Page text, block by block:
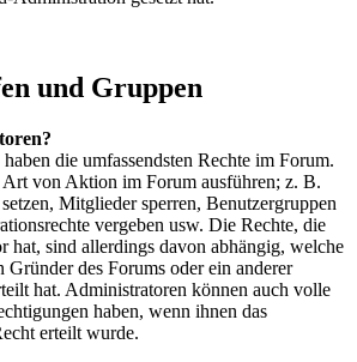
und Gruppen
die umfassendsten Rechte im Forum.
Art von Aktion im Forum ausführen; z. B.
Mitglieder sperren, Benutzergruppen
vergeben usw. Die Rechte, die
hat, sind allerdings davon abhängig, welche
Gründer des Forums oder ein anderer
hat. Administratoren können auch volle
haben, wenn ihnen das
erteilt wurde.